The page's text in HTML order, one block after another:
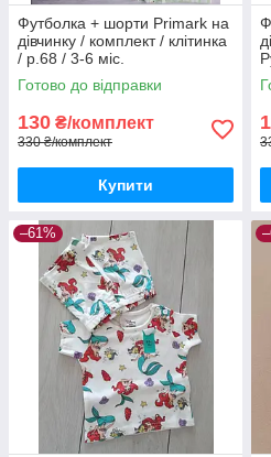
Футболка + шорти Primark на
дівчинку / комплект / клітинка
/ р.68 / 3-6 міс.
Готово до відправки
130 ₴/комплект
330 ₴/комплект
Купити
–61%